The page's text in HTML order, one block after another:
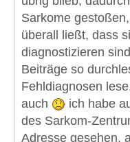
Sarkome
überall ließt, dass
diagnostizieren
Beiträge so
Fehldiagnosen
auch
ich habe
des Sarkom-
Adresse gesehen,